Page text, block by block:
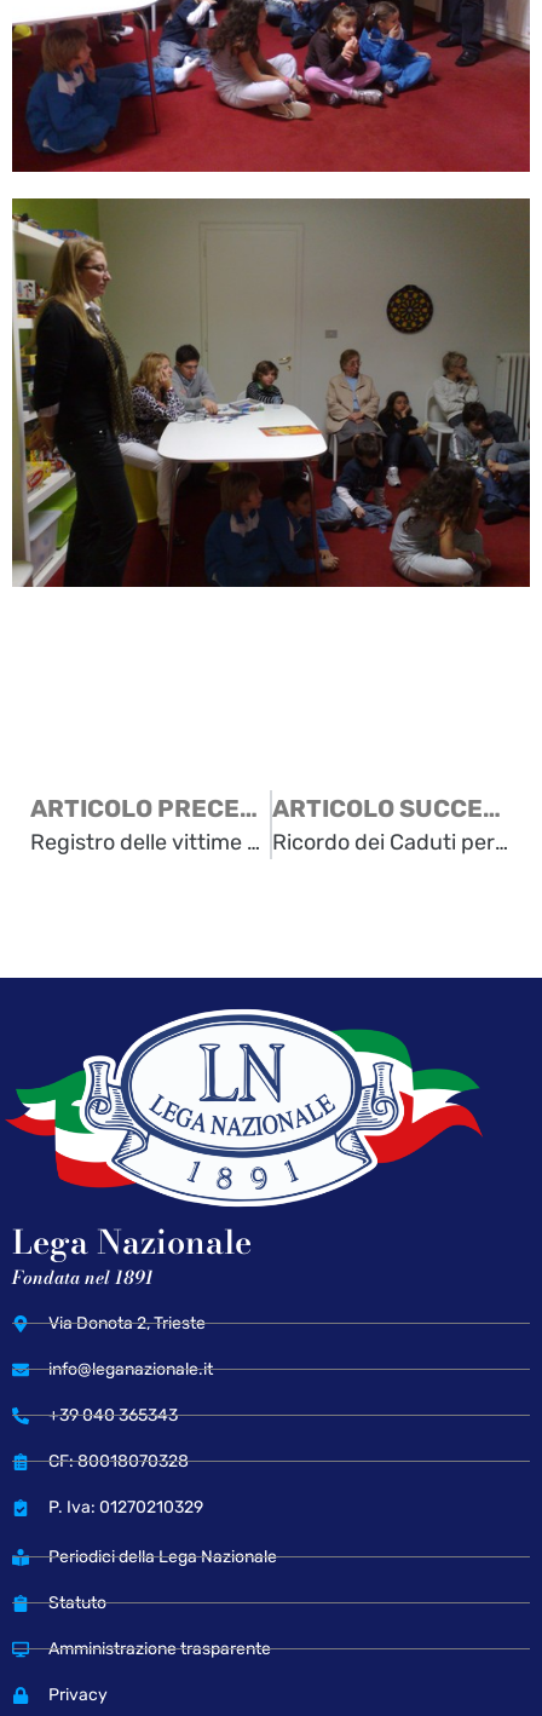
ARTICOLO PRECEDENTE
Registro delle vittime del Confine orientale
ARTICOLO SUCCESSIVO
Ricordo dei Caduti per l’italianità di Trieste 30 ottobre 2009
Lega Nazionale
Fondata nel 1891
Via Donota 2, Trieste
info@leganazionale.it
+39 040 365343
CF: 80018070328
P. Iva: 01270210329
Periodici della Lega Nazionale
Statuto
Amministrazione trasparente
Privacy